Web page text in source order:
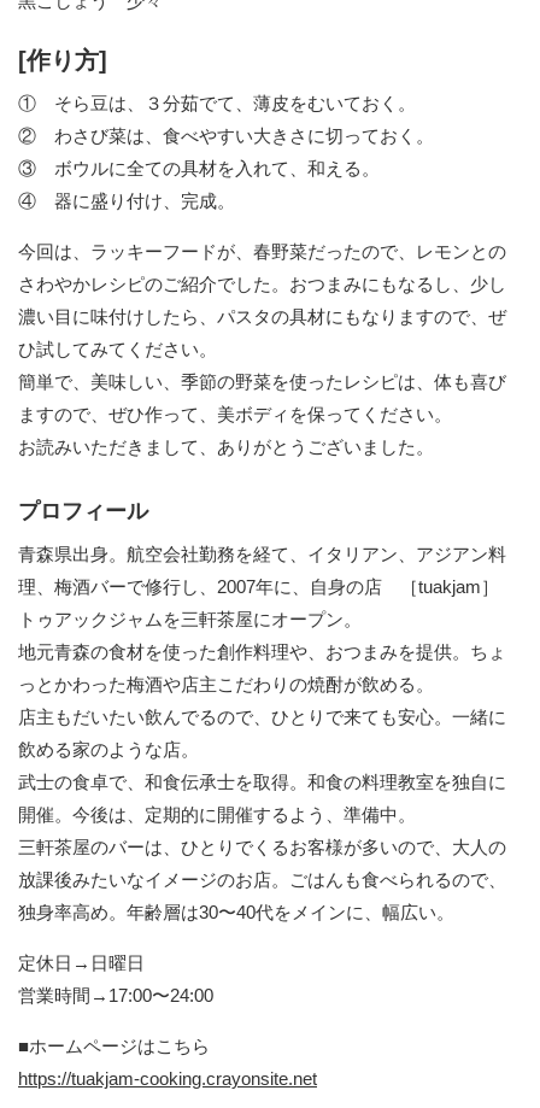
[作り方]
① そら豆は、３分茹でて、薄皮をむいておく。
② わさび菜は、食べやすい大きさに切っておく。
③ ボウルに全ての具材を入れて、和える。
④ 器に盛り付け、完成。
今回は、ラッキーフードが、春野菜だったので、レモンとの
さわやかレシピのご紹介でした。おつまみにもなるし、少し
濃い目に味付けしたら、パスタの具材にもなりますので、ぜ
ひ試してみてください。
簡単で、美味しい、季節の野菜を使ったレシピは、体も喜び
ますので、ぜひ作って、美ボディを保ってください。
お読みいただきまして、ありがとうございました。
プロフィール
青森県出身。航空会社勤務を経て、イタリアン、アジアン料
理、梅酒バーで修行し、2007年に、自身の店 ［tuakjam］
トゥアックジャムを三軒茶屋にオープン。
地元青森の食材を使った創作料理や、おつまみを提供。ちょ
っとかわった梅酒や店主こだわりの焼酎が飲める。
店主もだいたい飲んでるので、ひとりで来ても安心。一緒に
飲める家のような店。
武士の食卓で、和食伝承士を取得。和食の料理教室を独自に
開催。今後は、定期的に開催するよう、準備中。
三軒茶屋のバーは、ひとりでくるお客様が多いので、大人の
放課後みたいなイメージのお店。ごはんも食べられるので、
独身率高め。年齢層は30〜40代をメインに、幅広い。
定休日→日曜日
営業時間→17:00〜24:00
■ホームページはこちら
https://tuakjam-cooking.crayonsite.net